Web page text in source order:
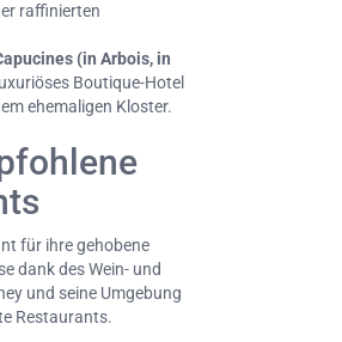
raffinierten
(in Arbois, in
Boutique-Hotel
ehemaligen Kloster.
für ihre gehobene
dank des Wein- und
und seine Umgebung
Restaurants.